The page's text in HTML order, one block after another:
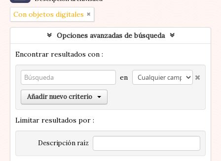
Con objetos digitales
Opciones avanzadas de búsqueda
Encontrar resultados con :
en
Añadir nuevo criterio
Limitar resultados por :
Descripción raíz